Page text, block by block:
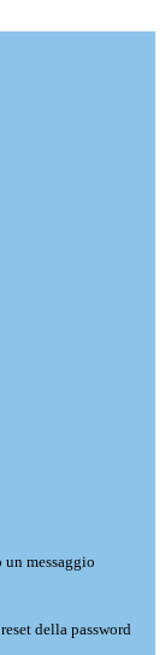
messaggio
della password